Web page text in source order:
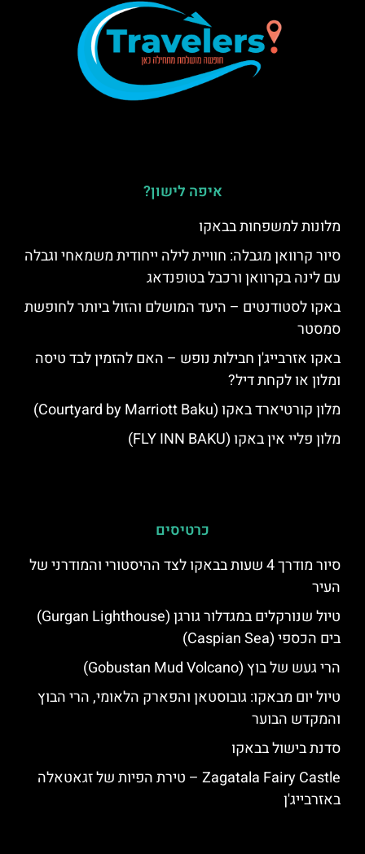
איפה לישון?
מלונות למשפחות בבאקו
סיור קרוואן מגבלה: חוויית לילה ייחודית משמאחי וגבלה
עם לינה בקרוואן ורכבל בטופנדאג
באקו לסטודנטים – היעד המושלם והזול ביותר לחופשת
סמסטר
באקו אזרבייג'ן חבילות נופש – האם להזמין לבד טיסה
ומלון או לקחת דיל?
מלון קורטיארד באקו (Courtyard by Marriott Baku)
מלון פליי אין באקו (FLY INN BAKU)
כרטיסים
סיור מודרך 4 שעות בבאקו לצד ההיסטורי והמודרני של
העיר
טיול שנורקלים במגדלור גורגן (Gurgan Lighthouse)
בים הכספי (Caspian Sea)
הרי געש של בוץ (Gobustan Mud Volcano)
טיול יום מבאקו: גובוסטאן והפארק הלאומי, הרי הבוץ
והמקדש הבוער
סדנת בישול בבאקו
Zagatala Fairy Castle – טירת הפיות של זגאטאלה
באזרבייג'ן